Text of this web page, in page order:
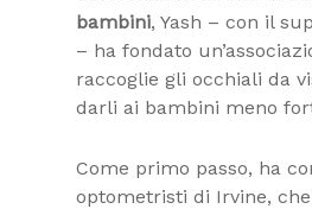
bambini, Yash – con il
– ha fondato
raccoglie gli occhiali da
darli ai bambini meno
Come primo passo, ha
optometristi di Irvine,